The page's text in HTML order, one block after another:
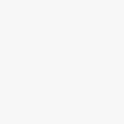
Mejora
Este indicador nos va a decir si los
Google Adwords son adecuados y útiles.
de calidad que está relacionado
anuncio en cuestión. Por tanto, será